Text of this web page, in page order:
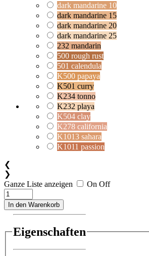
dark mandarine 10
dark mandarine 15
dark mandarine 20
dark mandarine 25
232 mandarin
500 rough rust
501 calendula
K500 papaya
K501 curry
K234 tonno
K232 playa
K504 clay
K278 california
K1013 sahara
K1011 passion
❮
❯
Ganze Liste anzeigen
On Off
In den Warenkorb
Eigenschaften